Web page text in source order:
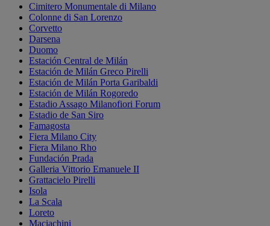
Cimitero Monumentale di Milano
Colonne di San Lorenzo
Corvetto
Darsena
Duomo
Estación Central de Milán
Estación de Milán Greco Pirelli
Estación de Milán Porta Garibaldi
Estación de Milán Rogoredo
Estadio Assago Milanofiori Forum
Estadio de San Siro
Famagosta
Fiera Milano City
Fiera Milano Rho
Fundación Prada
Galleria Vittorio Emanuele II
Grattacielo Pirelli
Isola
La Scala
Loreto
Maciachini